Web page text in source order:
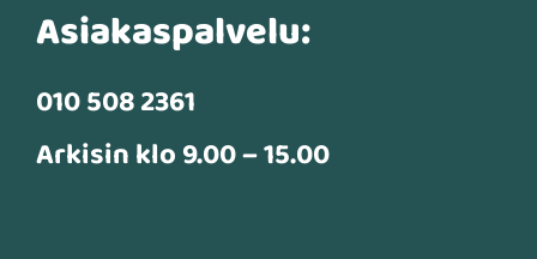
Asiakaspalvelu:
010 508 2361
Arkisin klo 9.00 – 15.00